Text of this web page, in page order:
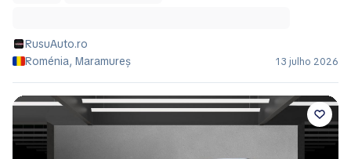
RusuAuto.ro
Roménia, Maramureș
13 julho 2026